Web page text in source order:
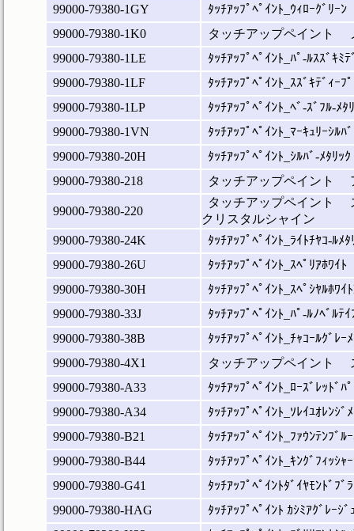
99000-79380-1GY
ﾀｯﾁｱｯﾌﾟﾍﾟｲﾝﾄ_ｳｨﾛｰｸﾞﾘｰﾝ
99000-79380-1K0
タッチアップペイント
99000-79380-1LE
ﾀｯﾁｱｯﾌﾟﾍﾟｲﾝﾄ_ﾊﾟ-ﾙｽｽﾞｷﾐﾃ
99000-79380-1LF
ﾀｯﾁｱｯﾌﾟﾍﾟｲﾝﾄ_ｽｽﾞｷﾃﾞｨｰﾌ
99000-79380-1LP
ﾀｯﾁｱｯﾌﾟﾍﾟｲﾝﾄ_ﾍﾞ-ｽﾞﾌﾙ-ﾒﾀ
99000-79380-1VN
ﾀｯﾁｱｯﾌﾟﾍﾟｲﾝﾄ_ﾏｰｷｭﾘｰｼﾙﾊ
99000-79380-20H
ﾀｯﾁｱｯﾌﾟﾍﾟｲﾝﾄ_ｼﾙﾊﾞ-ﾒﾀﾘｯｸ
99000-79380-218
タッチアップペイント
99000-79380-220
タッチアップペイント
クリスタルシャイン
99000-79380-24K
ﾀｯﾁｱｯﾌﾟﾍﾟｲﾝﾄ_ﾗｲﾄﾁﾔｺ-ﾙﾒﾀ
99000-79380-26U
ﾀｯﾁｱｯﾌﾟﾍﾟｲﾝﾄ_ｽﾍﾟﾘｱﾎﾜｲﾄ
99000-79380-30H
ﾀｯﾁｱｯﾌﾟﾍﾟｲﾝﾄ_ｽﾍﾟｼﾔﾙﾎﾜｲ
99000-79380-33J
ﾀｯﾁｱｯﾌﾟﾍﾟｲﾝﾄ_ﾊﾟ-ﾙﾉﾍﾞﾙﾃｲ
99000-79380-38B
ﾀｯﾁｱｯﾌﾟﾍﾟｲﾝﾄ_ﾁｬｺｰﾙｸﾞﾚｰ
99000-79380-4X1
タッチアップペイント
99000-79380-A33
ﾀｯﾁｱｯﾌﾟﾍﾟｲﾝﾄ_ﾛｰｽﾞﾚｯﾄﾞﾊ
99000-79380-A34
ﾀｯﾁｱｯﾌﾟﾍﾟｲﾝﾄ_ｿﾚｲﾕｵﾚﾝｼﾞ
99000-79380-B21
ﾀｯﾁｱｯﾌﾟﾍﾟｲﾝﾄ_ﾌｧｳﾝﾃﾝﾌﾞﾙ
99000-79380-B44
ﾀｯﾁｱｯﾌﾟﾍﾟｲﾝﾄ_ｷﾝｸﾞﾌｨｯｼｬ
99000-79380-G41
ﾀｯﾁｱｯﾌﾟﾍﾟｲﾝﾄﾀﾞｲﾔﾓﾝﾄﾞﾌﾞ
99000-79380-HAG
ﾀｯﾁｱｯﾌﾟﾍﾟｲﾝﾄ ｶｼﾐｱｸﾞﾚｰｼﾞ